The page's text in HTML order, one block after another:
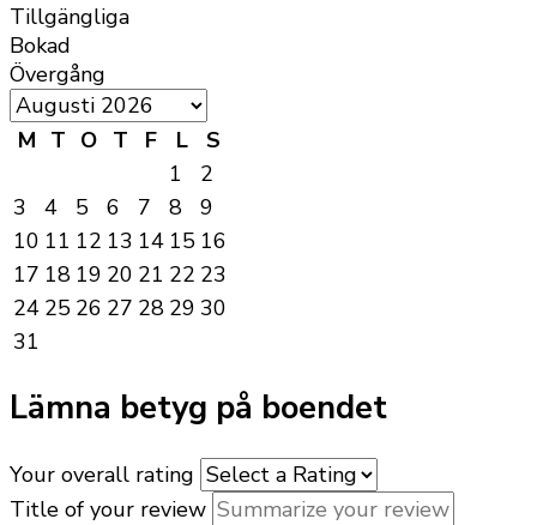
Tillgängliga
Bokad
Övergång
M T O T F L
S
1
2
3
4 5 6 7 8
9
10 11 12 13 14 15 16
17 18 19 20 21 22 23
24 25 26 27 28 29 30
31
Lämna betyg på boendet
Your overall rating
Title of your review